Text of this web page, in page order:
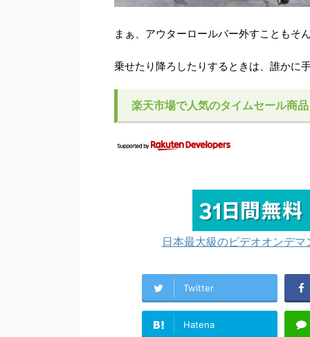
まぁ、アウターロールバー外すこともそ
乗せたり降ろしたりするときは、誰かに
楽天市場で人気のタイムセール商品
日本最大級のビデオオンデ
Twitter
Hatena